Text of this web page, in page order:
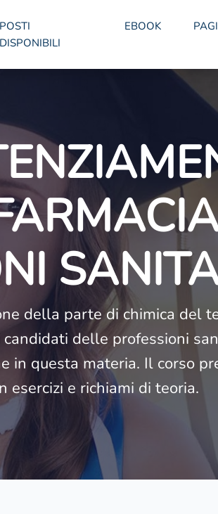
POSTI
DISPONIBILI
EBOOK
della parte di chimica del
delle professioni
in questa materia. Il corso
esercizi e richiami di teoria.